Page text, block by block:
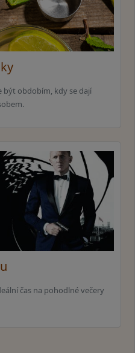
být obdobím, kdy se dají
čas na pohodlné večery